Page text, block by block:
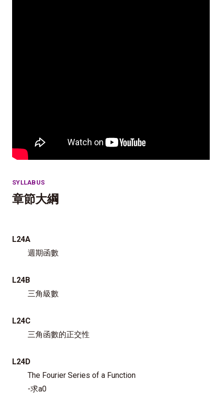
SYLLABUS
章節大綱
L24A
週期函數
L24B
三角級數
L24C
三角函數的正交性
L24D
The Fourier Series of a Function
-求a0